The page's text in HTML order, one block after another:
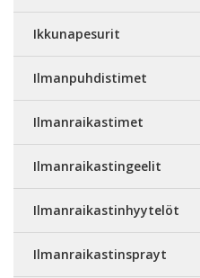
Ikkunapesurit
Ilmanpuhdistimet
Ilmanraikastimet
Ilmanraikastingeelit
Ilmanraikastinhyytelöt
Ilmanraikastinsprayt